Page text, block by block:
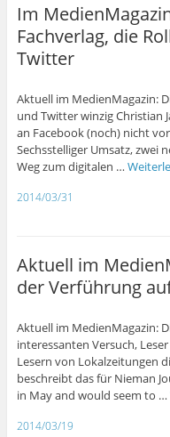
Im
Fachverlag, die
Twitter
Aktuell im MedienMagazin:
und Twitter winzig Christian
an Facebook (noch) nicht
Sechsstelliger Umsatz, zwei
Weg zum digitalen …
2014/03/31
Aktuell im
der Verführung
Aktuell im MedienMagazin:
interessanten Versuch,
Lesern von Lokalzeitungen
beschreibt das für Nieman
in May and would seem to …
2014/03/19